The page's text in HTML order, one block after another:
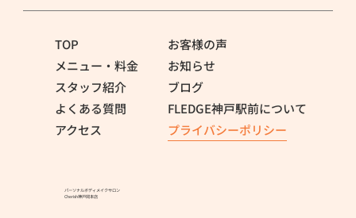
TOP
メニュー・料金
スタッフ紹介
よくある質問
アクセス
お客様の声
お知らせ
ブログ
FLEDGE神戸駅前について
プライバシーポリシー
パーソナルボディメイクサロン
Cherish神戸岡本店